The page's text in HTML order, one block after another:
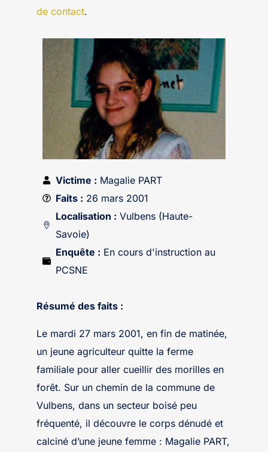
de contact.
Victime : Magalie PART
Faits : 26 mars 2001
Localisation : Vulbens (Haute-
Savoie)
Enquête : En cours d'instruction au
PCSNE
Résumé des faits :
Le mardi 27 mars 2001, en fin de matinée,
un jeune agriculteur quitte la ferme
familiale pour aller cueillir des morilles en
forêt. Sur un chemin de la commune de
Vulbens, dans un secteur boisé peu
fréquenté, il découvre le corps dénudé et
calciné d’une jeune femme : Magalie PART,